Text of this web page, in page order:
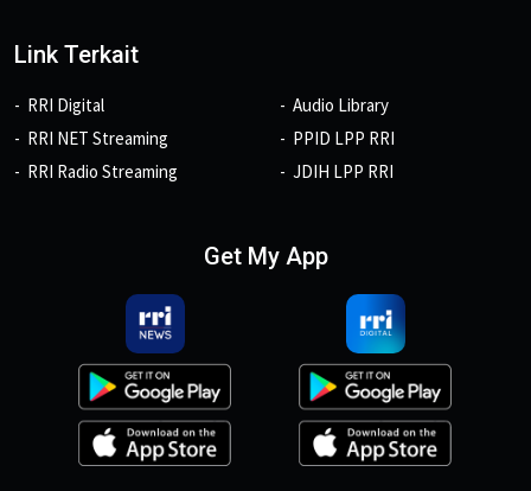
Link Terkait
RRI Digital
RRI NET Streaming
RRI Radio Streaming
Audio Library
PPID LPP RRI
JDIH LPP RRI
Get My App